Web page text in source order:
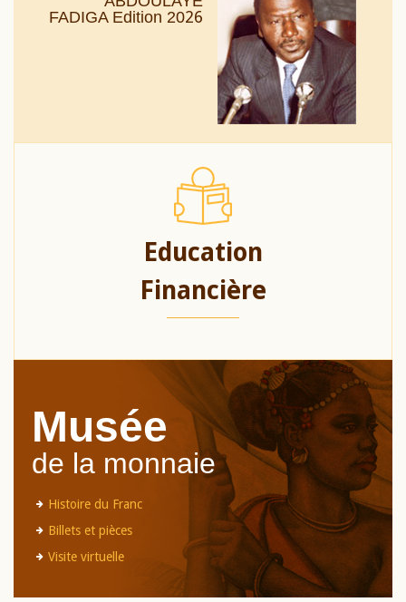
FADIGA Edition 2026
Education
Financière
Musée
de la monnaie
Histoire du Franc
Billets et pièces
Visite virtuelle